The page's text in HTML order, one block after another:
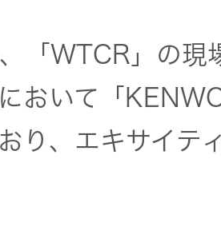
「WTCR」の現
おいて「
り、エキサイテ